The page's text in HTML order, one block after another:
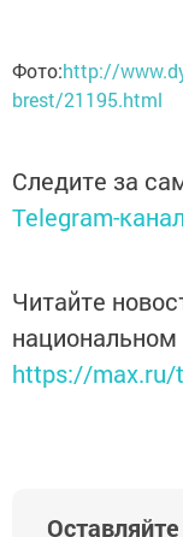
Фото:http://
brest/21195.html
Следите за
Telegram-
Читайте
https://max.ru/